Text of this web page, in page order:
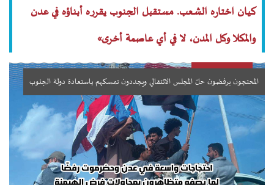
كيان اختاره الشعب. مستقبل الجنوب يقرره أبناؤه في عدن
والمكلا وكل المدن، لا في أي عاصمة أخرى»
المحتجون يرفضون حلّ المجلس الانتقالي ويجددون تمسكهم باستعادة دولة الجنوب